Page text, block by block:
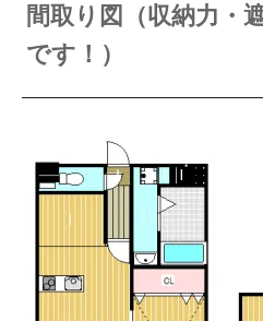
間取り図（収納力・
です！）